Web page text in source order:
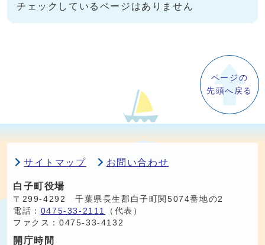
チェックしているページはありません
ページの
先頭へ戻る
サイトマップ お問い合わせ
白子町役場
〒299-4292 千葉県長生郡白子町関5074番地の2
電話： 0475-33-2111
（代表）
ファクス：0475-33-4132
開庁時間